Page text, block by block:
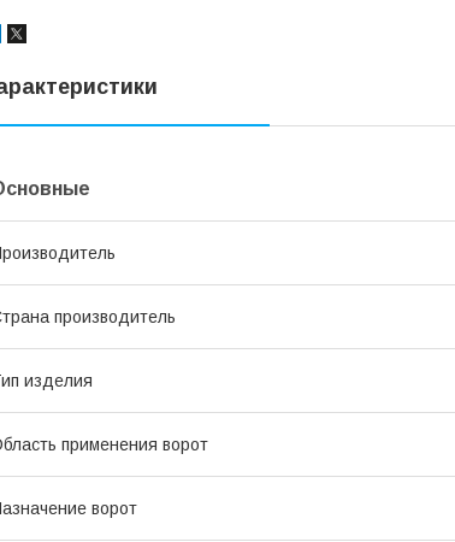
производитель
изделия
применения ворот
ворот